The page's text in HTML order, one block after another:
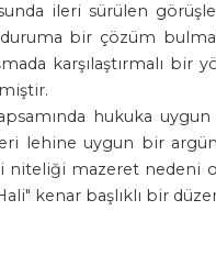
ileri sürülen
duruma bir çözüm
karşılaştırmalı
hukuka
lehine uygun bir
niteliği mazeret
kenar başlıklı bir